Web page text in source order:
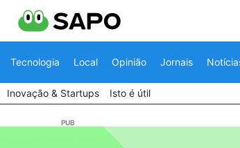
Tecnologia Local Opinião Jornais
Inovação & Startups Isto é útil